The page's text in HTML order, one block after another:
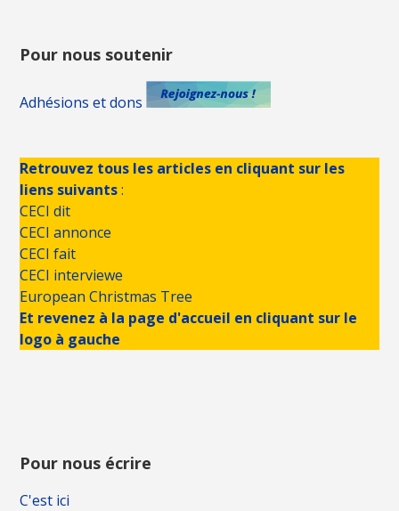
Pour nous soutenir
Adhésions et dons
Retrouvez tous les articles en cliquant sur les
liens suivants:
CECI dit
CECI annonce
CECI fait
CECI interviewe
European Christmas Tree
Et revenez à la page d'accueil en cliquant sur le
logo à gauche
Pour nous écrire
C'est ici